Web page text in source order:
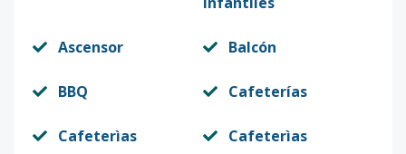
Ascensor Balcón
BBQ Cafeterías
Cafeterìas Cafeterìas